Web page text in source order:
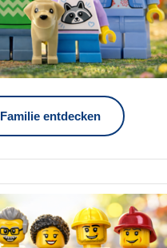
Familie entdecken